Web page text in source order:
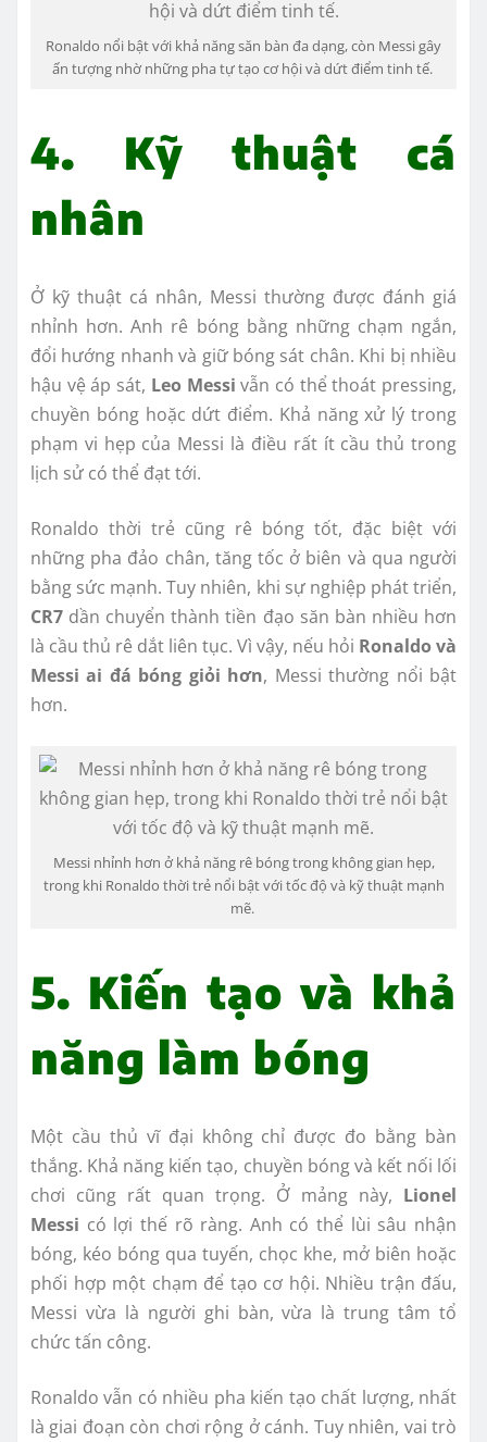
Ronaldo nổi bật với khả năng săn bàn đa dạng, còn Messi gây
ấn tượng nhờ những pha tự tạo cơ hội và dứt điểm tinh tế.
4. Kỹ thuật cá
nhân
Ở kỹ thuật cá nhân, Messi thường được đánh giá
nhỉnh hơn. Anh rê bóng bằng những chạm ngắn,
đổi hướng nhanh và giữ bóng sát chân. Khi bị nhiều
hậu vệ áp sát, Leo Messi vẫn có thể thoát pressing,
chuyền bóng hoặc dứt điểm. Khả năng xử lý trong
phạm vi hẹp của Messi là điều rất ít cầu thủ trong
lịch sử có thể đạt tới.
Ronaldo thời trẻ cũng rê bóng tốt, đặc biệt với
những pha đảo chân, tăng tốc ở biên và qua người
bằng sức mạnh. Tuy nhiên, khi sự nghiệp phát triển,
CR7 dần chuyển thành tiền đạo săn bàn nhiều hơn
là cầu thủ rê dắt liên tục. Vì vậy, nếu hỏi Ronaldo và
Messi ai đá bóng giỏi hơn, Messi thường nổi bật
hơn.
Messi nhỉnh hơn ở khả năng rê bóng trong không gian hẹp,
trong khi Ronaldo thời trẻ nổi bật với tốc độ và kỹ thuật mạnh
mẽ.
5. Kiến tạo và khả
năng làm bóng
Một cầu thủ vĩ đại không chỉ được đo bằng bàn
thắng. Khả năng kiến tạo, chuyền bóng và kết nối lối
chơi cũng rất quan trọng. Ở mảng này, Lionel
Messi có lợi thế rõ ràng. Anh có thể lùi sâu nhận
bóng, kéo bóng qua tuyến, chọc khe, mở biên hoặc
phối hợp một chạm để tạo cơ hội. Nhiều trận đấu,
Messi vừa là người ghi bàn, vừa là trung tâm tổ
chức tấn công.
Ronaldo vẫn có nhiều pha kiến tạo chất lượng, nhất
là giai đoạn còn chơi rộng ở cánh. Tuy nhiên, vai trò